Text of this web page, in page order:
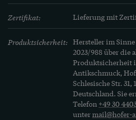
Das feine, perfekt erhaltene
entstanden, wohl in den
kam es ohne Fassung zu uns.
Goldschmiede haben daher
der Zeit zu dem Mosaik
vergoldetem Silber gefertigt
Mosaik zur Brosche. Kommen
Zertifikat: Lieferung mit
Produktsicherheit: Hersteller im
2023/988 über die
Produktsicherheit
Antikschmuck,
Schlesische Str. 31,
Deutschland. Sie
Telefon +49 30
untermail@hofer-